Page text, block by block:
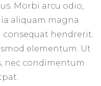
Morbi arcu odio,
aliquam magna.
hendrerit.
elementum. Ut
nec condimentum